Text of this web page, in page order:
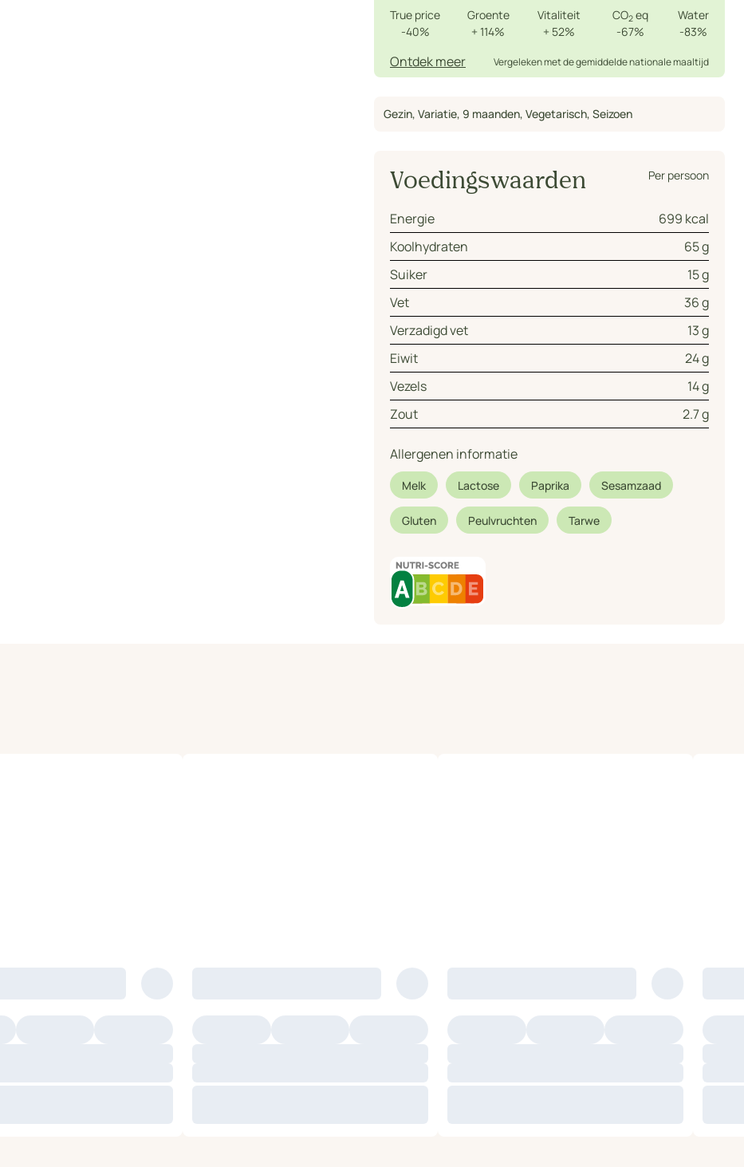
True price
-40%
Groente
+ 114%
Vitaliteit
+ 52%
CO2eq
-67%
Water
-83%
Ontdek meer Vergeleken met de gemiddelde nationale maaltijd
Gezin, Variatie, 9 maanden, Vegetarisch, Seizoen
Voedingswaarden Per persoon
Energie
699 kcal
Koolhydraten
65 g
Suiker
15 g
Vet
36 g
Verzadigd vet
13 g
Eiwit
24 g
Vezels
14 g
Zout
2.7 g
Allergenen informatie
Melk Lactose Paprika Sesamzaad
Gluten Peulvruchten Tarwe